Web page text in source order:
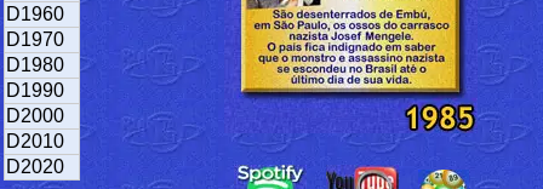
D1960
D1970
D1980
D1990
D2000
D2010
D2020